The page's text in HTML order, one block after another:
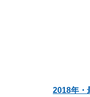
2018年・